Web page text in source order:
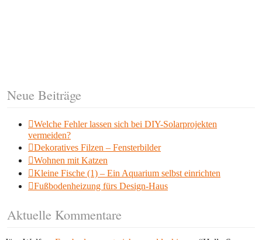
Neue Beiträge
Welche Fehler lassen sich bei DIY-Solarprojekten
vermeiden?
Dekoratives Filzen – Fensterbilder
Wohnen mit Katzen
Kleine Fische (1) – Ein Aquarium selbst einrichten
Fußbodenheizung fürs Design-Haus
Aktuelle Kommentare